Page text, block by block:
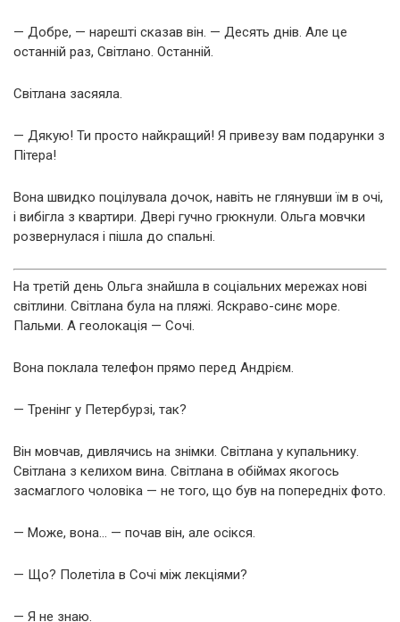
— Добре, — нарешті сказав він. — Десять днів. Але це
останній раз, Світлано. Останній.
Світлана засяяла.
— Дякую! Ти просто найкращий! Я привезу вам подарунки з
Пітера!
Вона швидко поцілувала дочок, навіть не глянувши їм в очі,
і вибігла з квартири. Двері гучно грюкнули. Ольга мовчки
розвернулася і пішла до спальні.
На третій день Ольга знайшла в соціальних мережах нові
світлини. Світлана була на пляжі. Яскраво-синє море.
Пальми. А геолокація — Сочі.
Вона поклала телефон прямо перед Андрієм.
— Тренінг у Петербурзі, так?
Він мовчав, дивлячись на знімки. Світлана у купальнику.
Світлана з келихом вина. Світлана в обіймах якогось
засмаглого чоловіка — не того, що був на попередніх фото.
— Може, вона… — почав він, але осікся.
— Що? Полетіла в Сочі між лекціями?
— Я не знаю.